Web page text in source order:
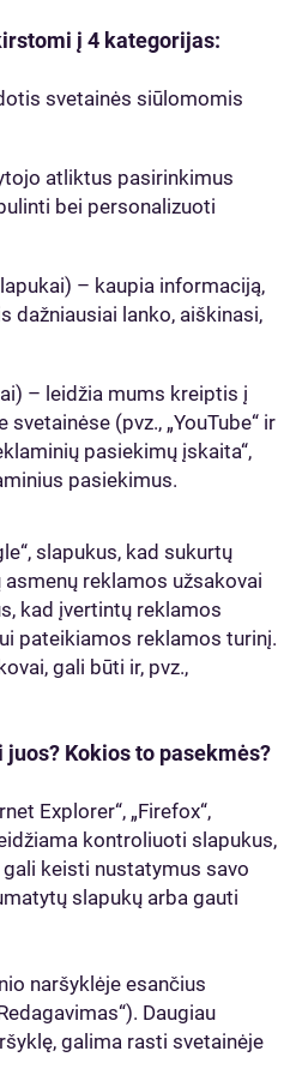
į 4 kategorijas:
svetainės siūlomomis
atliktus pasirinkimus
bei personalizuoti
– kaupia informaciją,
dažniausiai lanko, aiškinasi,
– leidžia mums kreiptis į
(pvz., „YouTube“ ir
pasiekimų įskaita“,
pasiekimus.
slapukus, kad sukurtų
reklamos užsakovai
kad įvertintų reklamos
pateikiamos reklamos turinį.
gali būti ir, pvz.,
Kokios to pasekmės?
Explorer“, „Firefox“,
kontroliuoti slapukus,
keisti nustatymus savo
slapukų arba gauti
naršyklėje esančius
Daugiau
galima rasti svetainėje